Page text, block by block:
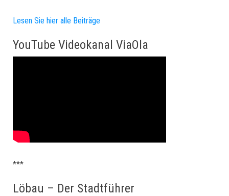
Lesen Sie hier alle Beiträge
YouTube Videokanal ViaOla
***
Löbau – Der Stadtführer